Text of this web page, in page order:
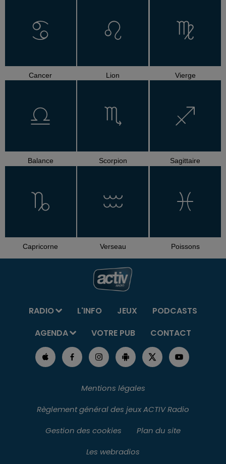
Cancer Lion Vierge
Balance Scorpion Sagittaire
Capricorne Verseau Poissons
RADIO L'INFO JEUX
PODCASTS
AGENDA
VOTRE PUB CONTACT
Mentions légales
Règlement général des jeux ACTIV Radio
Gestion des cookies
Plan du site
Les webradios